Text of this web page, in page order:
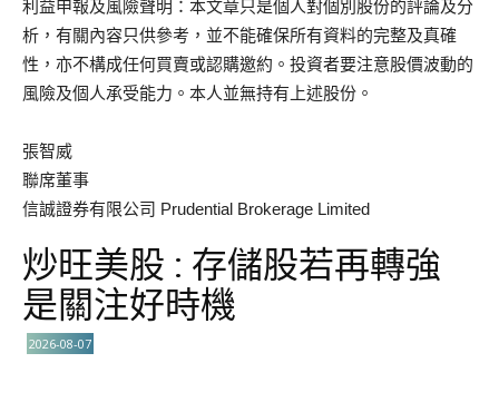
利益申報及風險聲明：本文章只是個人對個別股份的評論及分
析，有關內容只供參考，並不能確保所有資料的完整及真確
性，亦不構成任何買賣或認購邀約。投資者要注意股價波動的
風險及個人承受能力。本人並無持有上述股份。
張智威
聯席董事
信誠證券有限公司 Prudential Brokerage Limited
炒旺美股 : 存儲股若再轉強
是關注好時機
2026-08-07